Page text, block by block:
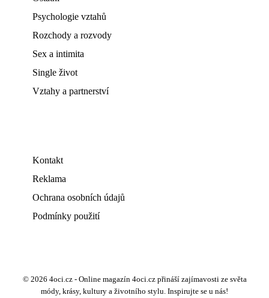
Psychologie vztahů
Rozchody a rozvody
Sex a intimita
Single život
Vztahy a partnerství
Kontakt
Reklama
Ochrana osobních údajů
Podmínky použití
© 2026 4oci.cz - Online magazín 4oci.cz přináší zajímavosti ze světa
módy, krásy, kultury a životního stylu. Inspirujte se u nás!